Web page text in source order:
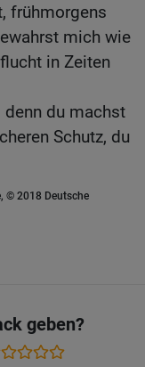
frühmorgens
mich wie
in Zeiten
du machst
Schutz, du
© 2018 Deutsche
geben?